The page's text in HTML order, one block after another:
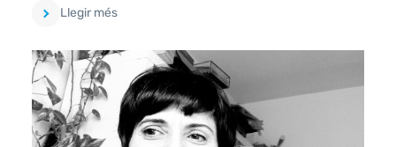
Llegir més